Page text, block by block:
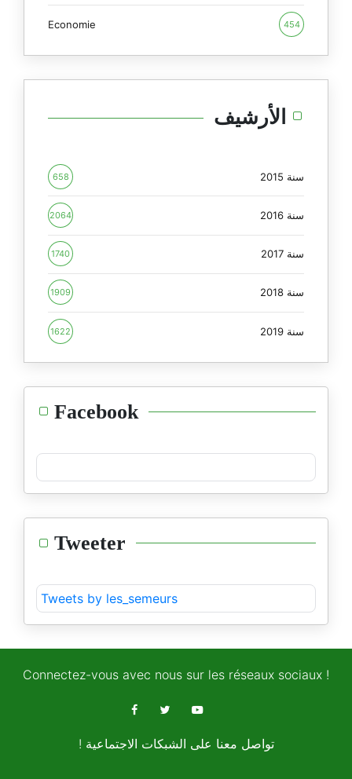
Economie 454
الأرشيف
سنة 2015 658
سنة 2016 2064
سنة 2017 1740
سنة 2018 1909
سنة 2019 1622
Facebook
Tweeter
Tweets by les_semeurs
Connectez-vous avec nous sur les réseaux sociaux !
! تواصل معنا على الشبكات الاجتماعية